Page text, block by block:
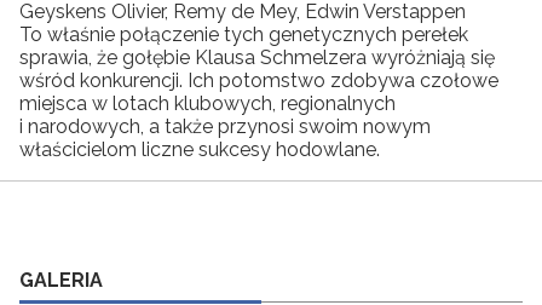
Geyskens Olivier, Remy de Mey, Edwin Verstappen
To właśnie połączenie tych genetycznych perełek
sprawia, że gołębie Klausa Schmelzera wyróżniają się
wśród konkurencji. Ich potomstwo zdobywa czołowe
miejsca w lotach klubowych, regionalnych
i narodowych, a także przynosi swoim nowym
właścicielom liczne sukcesy hodowlane.
GALERIA